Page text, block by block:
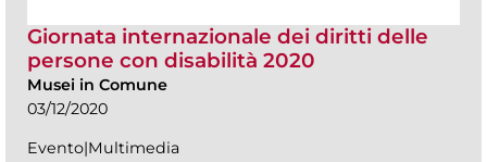
Giornata internazionale dei diritti delle
persone con disabilità 2020
Musei in Comune
03/12/2020
Evento|Multimedia